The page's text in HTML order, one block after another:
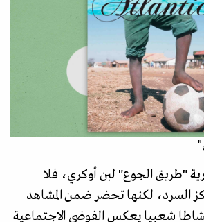
"طريق الجوع" لبن أوكري، فلا
السرد، لكنها تحضر ضمن المشاهد
شعبيا يعكس الفوضى الاجتماعية